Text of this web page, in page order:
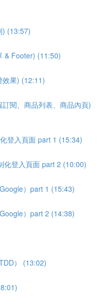
) (13:57)
& Footer) (11:50)
果) (12:11)
閱、商品列表、商品內頁)
登入頁面 part 1 (15:34)
化登入頁面 part 2 (10:00)
）part 1 (15:43)
）part 2 (14:38)
） (13:02)